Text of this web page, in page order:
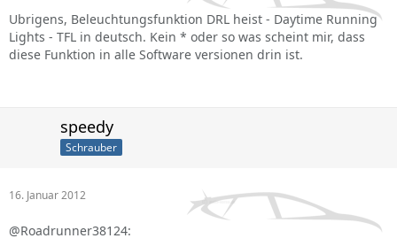
Ubrigens, Beleuchtungsfunktion DRL heist - Daytime Running
Lights - TFL in deutsch. Kein * oder so was scheint mir, dass
diese Funktion in alle Software versionen drin ist.
speedy
Schrauber
16. Januar 2012
@Roadrunner38124: